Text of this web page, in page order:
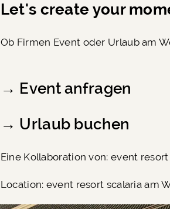
Let's create your
Ob Firmen Event oder Urlaub am
→ Event anfragen
→ Urlaub buchen
Eine Kollaboration von: event
Location: event resort scalaria am